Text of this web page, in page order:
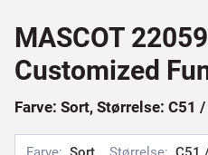
MASCOT
Customized
Farve: Sort, Størrelse: C51